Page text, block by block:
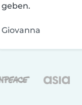
geben.
Giovanna